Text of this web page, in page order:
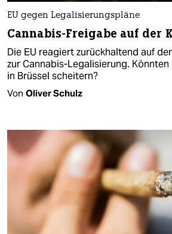
EU gegen Legalisierungspläne
Cannabis-Freigabe auf der
Die EU reagiert zurückhaltend auf
zur Cannabis-Legalisierung.
in Brüssel scheitern?
Von Oliver Schulz